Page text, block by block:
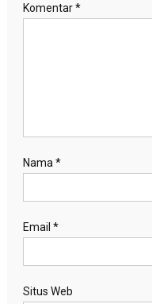
Komentar*
Nama *
Email *
Situs Web